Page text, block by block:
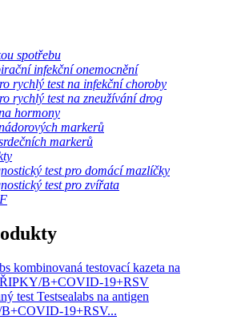
spotřebu
infekční onemocnění
rychlý test na infekční choroby
rychlý test na zneužívání drog
hormony
markerů
markerů
test pro domácí mazlíčky
test pro zvířata
test Testsealabs na antigen
19+RSV...